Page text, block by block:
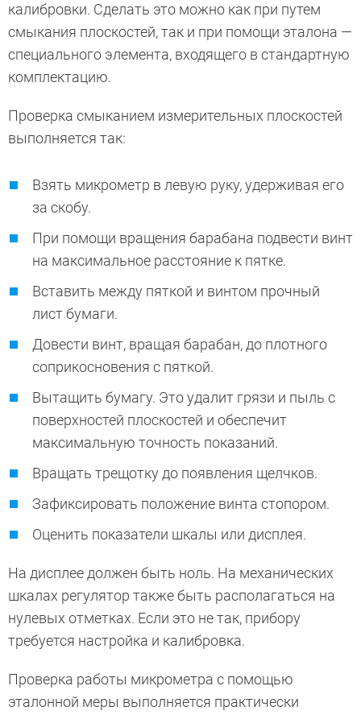
калибровки. Сделать это можно как при путем
смыкания плоскостей, так и при помощи эталона —
специального элемента, входящего в стандартную
комплектацию.
Проверка смыканием измерительных плоскостей
выполняется так:
Взять микрометр в левую руку, удерживая его
за скобу.
При помощи вращения барабана подвести винт
на максимальное расстояние к пятке.
Вставить между пяткой и винтом прочный
лист бумаги.
Довести винт, вращая барабан, до плотного
соприкосновения с пяткой.
Вытащить бумагу. Это удалит грязи и пыль с
поверхностей плоскостей и обеспечит
максимальную точность показаний.
Вращать трещотку до появления щелчков.
Зафиксировать положение винта стопором.
Оценить показатели шкалы или дисплея.
На дисплее должен быть ноль. На механических
шкалах регулятор также быть располагаться на
нулевых отметках. Если это не так, прибору
требуется настройка и калибровка.
Проверка работы микрометра с помощью
эталонной меры выполняется практически